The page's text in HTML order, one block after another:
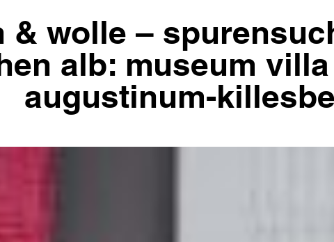
& wolle –
alb: museum
augustinum-